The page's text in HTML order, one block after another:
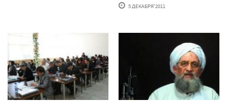
5 ДЕКАБРЯ'2011